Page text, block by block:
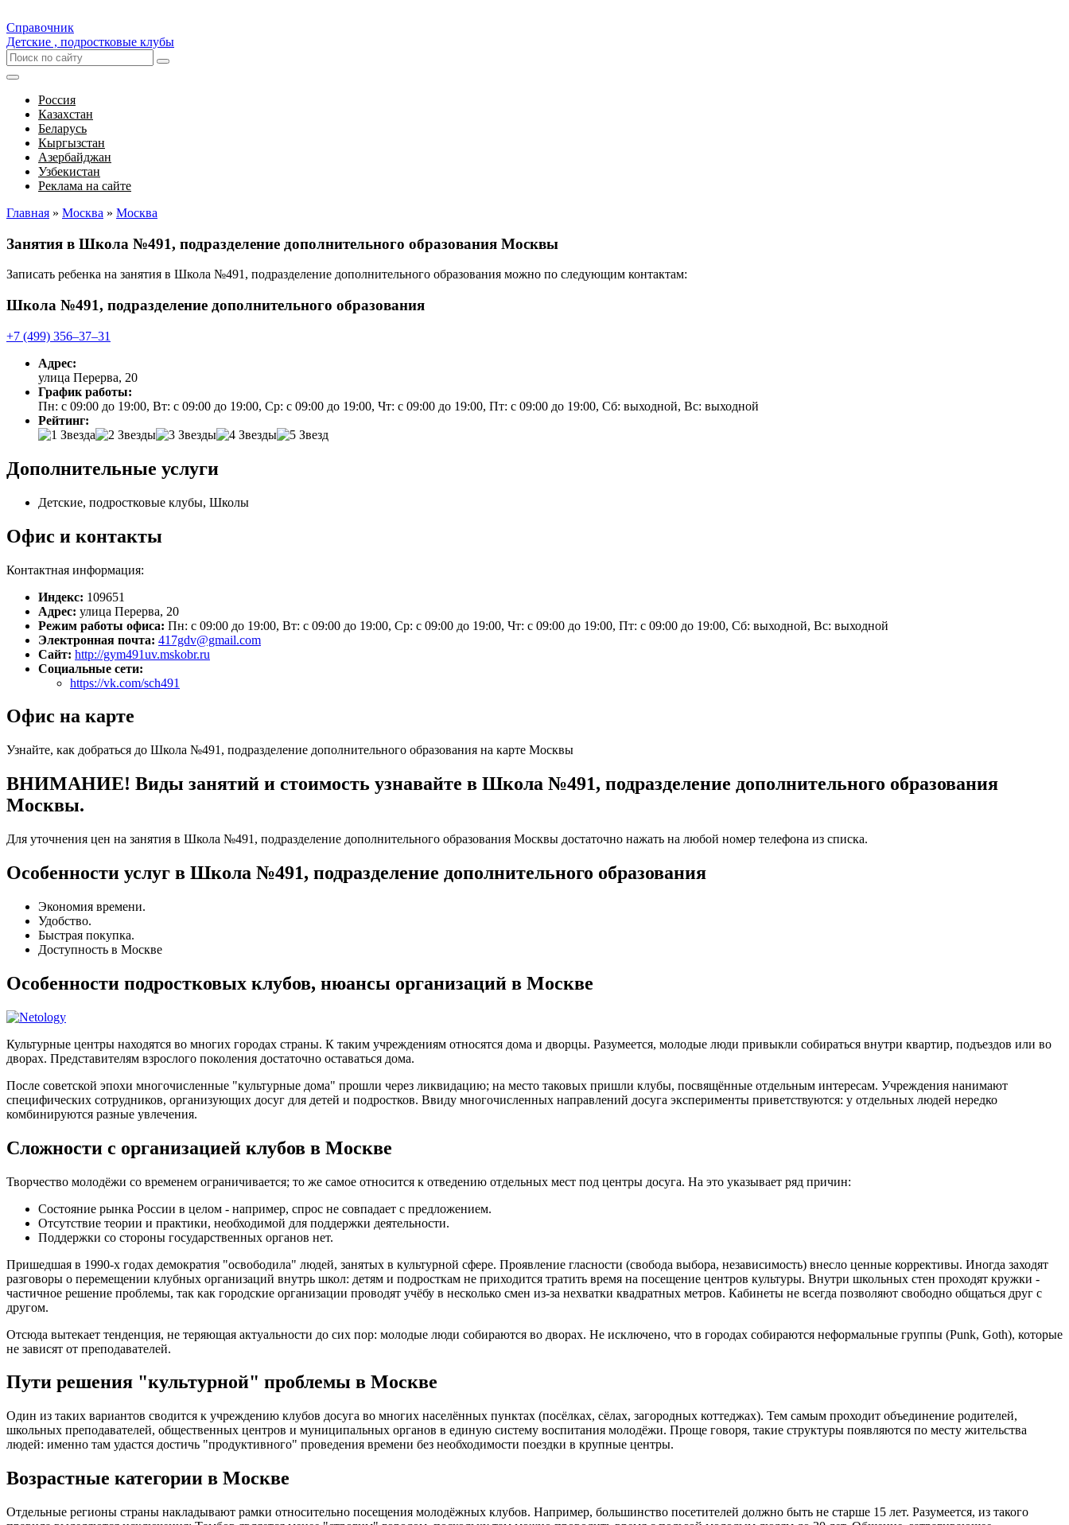
Справочник
Детские , подростковые клубы
Россия
Казахстан
Беларусь
Кыргызстан
Азербайджан
Узбекистан
Реклама на сайте
Главная » Москва » Москва
Занятия в Школа №491, подразделение дополнительного образования Москвы
Записать ребенка на занятия в Школа №491, подразделение дополнительного образования можно по следующим контактам:
Школа №491, подразделение дополнительного образования
+7 (499) 356‒37‒31
Адрес:
улица Перерва, 20
График работы:
Пн: с 09:00 до 19:00, Вт: с 09:00 до 19:00, Ср: с 09:00 до 19:00, Чт: с 09:00 до 19:00, Пт: с 09:00 до 19:00, Сб: выходной, Вс: выходной
Рейтинг:
Дополнительные услуги
Детские, подростковые клубы, Школы
Офис и контакты
Контактная информация:
Индекс: 109651
Адрес: улица Перерва, 20
Режим работы офиса: Пн: с 09:00 до 19:00, Вт: с 09:00 до 19:00, Ср: с 09:00 до 19:00, Чт: с 09:00 до 19:00, Пт: с 09:00 до 19:00, Сб: выходной, Вс: выходной
Электронная почта: 417gdv@gmail.com
Сайт: http://gym491uv.mskobr.ru
Социальные сети:
https://vk.com/sch491
Офис на карте
Узнайте, как добраться до Школа №491, подразделение дополнительного образования на карте Москвы
ВНИМАНИЕ! Виды занятий и стоимость узнавайте в Школа №491, подразделение дополнительного образования
Москвы.
Для уточнения цен на занятия в Школа №491, подразделение дополнительного образования Москвы достаточно нажать на любой номер телефона из списка.
Особенности услуг в Школа №491, подразделение дополнительного образования
Экономия времени.
Удобство.
Быстрая покупка.
Доступность в Москве
Особенности подростковых клубов, нюансы организаций в Москве
Культурные центры находятся во многих городах страны. К таким учреждениям относятся дома и дворцы. Разумеется, молодые люди привыкли собираться внутри квартир, подъездов или во
дворах. Представителям взрослого поколения достаточно оставаться дома.
После советской эпохи многочисленные "культурные дома" прошли через ликвидацию; на место таковых пришли клубы, посвящённые отдельным интересам. Учреждения нанимают
специфических сотрудников, организующих досуг для детей и подростков. Ввиду многочисленных направлений досуга эксперименты приветствуются: у отдельных людей нередко
комбинируются разные увлечения.
Сложности с организацией клубов в Москве
Творчество молодёжи со временем ограничивается; то же самое относится к отведению отдельных мест под центры досуга. На это указывает ряд причин:
Состояние рынка России в целом - например, спрос не совпадает с предложением.
Отсутствие теории и практики, необходимой для поддержки деятельности.
Поддержки со стороны государственных органов нет.
Пришедшая в 1990-х годах демократия "освободила" людей, занятых в культурной сфере. Проявление гласности (свобода выбора, независимость) внесло ценные коррективы. Иногда заходят
разговоры о перемещении клубных организаций внутрь школ: детям и подросткам не приходится тратить время на посещение центров культуры. Внутри школьных стен проходят кружки -
частичное решение проблемы, так как городские организации проводят учёбу в несколько смен из-за нехватки квадратных метров. Кабинеты не всегда позволяют свободно общаться друг с
другом.
Отсюда вытекает тенденция, не теряющая актуальности до сих пор: молодые люди собираются во дворах. Не исключено, что в городах собираются неформальные группы (Punk, Goth), которые
не зависят от преподавателей.
Пути решения "культурной" проблемы в Москве
Один из таких вариантов сводится к учреждению клубов досуга во многих населённых пунктах (посёлках, сёлах, загородных коттеджах). Тем самым проходит объединение родителей,
школьных преподавателей, общественных центров и муниципальных органов в единую систему воспитания молодёжи. Проще говоря, такие структуры появляются по месту жительства
людей: именно там удастся достичь "продуктивного" проведения времени без необходимости поездки в крупные центры.
Возрастные категории в Москве
Отдельные регионы страны накладывают рамки относительно посещения молодёжных клубов. Например, большинство посетителей должно быть не старше 15 лет. Разумеется, из такого